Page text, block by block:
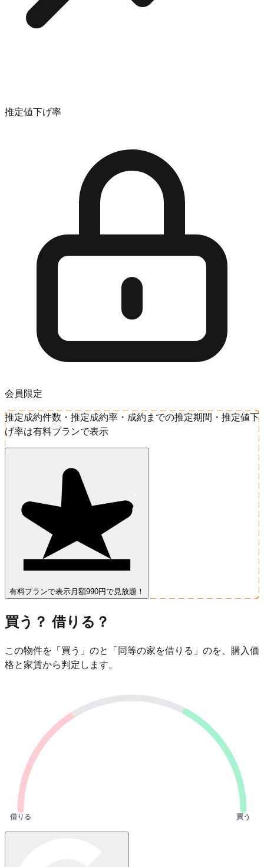
推定値下げ率
会員限定
推定成約件数・推定成約率・成約までの推定期間・推定値下
げ率は有料プランで表示
有料プランで表示 月額990円で見放題！
買う？ 借りる？
この物件を「買う」のと「同等の家を借りる」のを、購入価
格と家賃から判定します。
借りる 買う